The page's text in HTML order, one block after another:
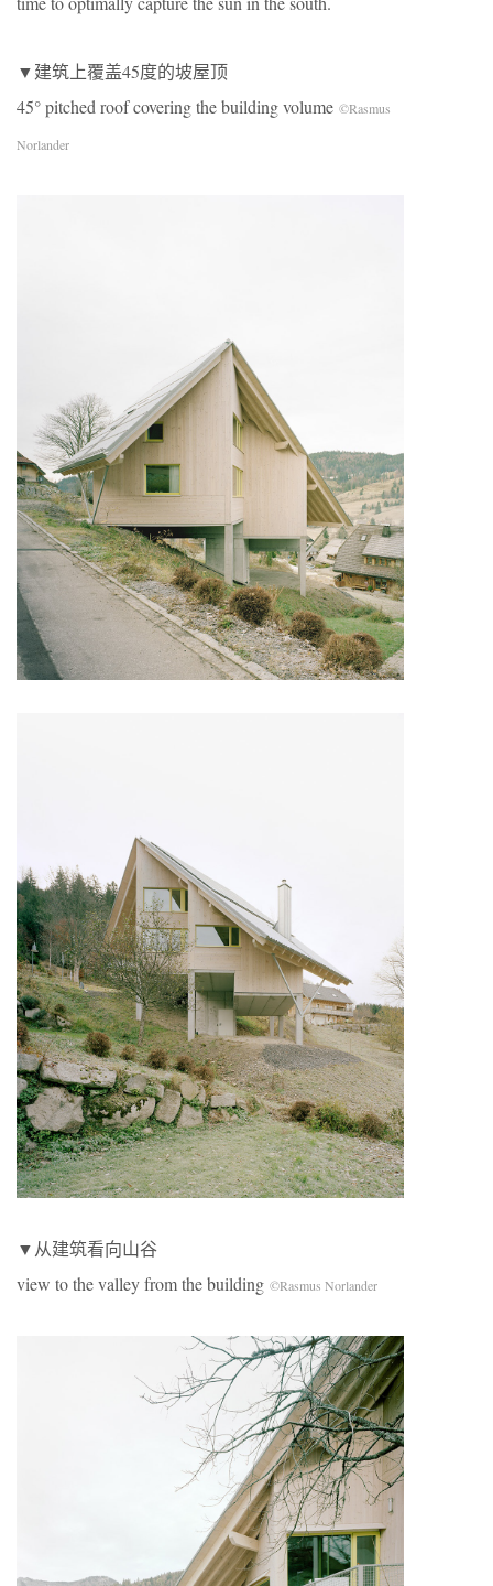
▼建筑上覆盖45度的坡屋顶
45° pitched roof covering the building volume ©Rasmus
Norlander
▼从建筑看向山谷
view to the valley from the building ©Rasmus Norlander